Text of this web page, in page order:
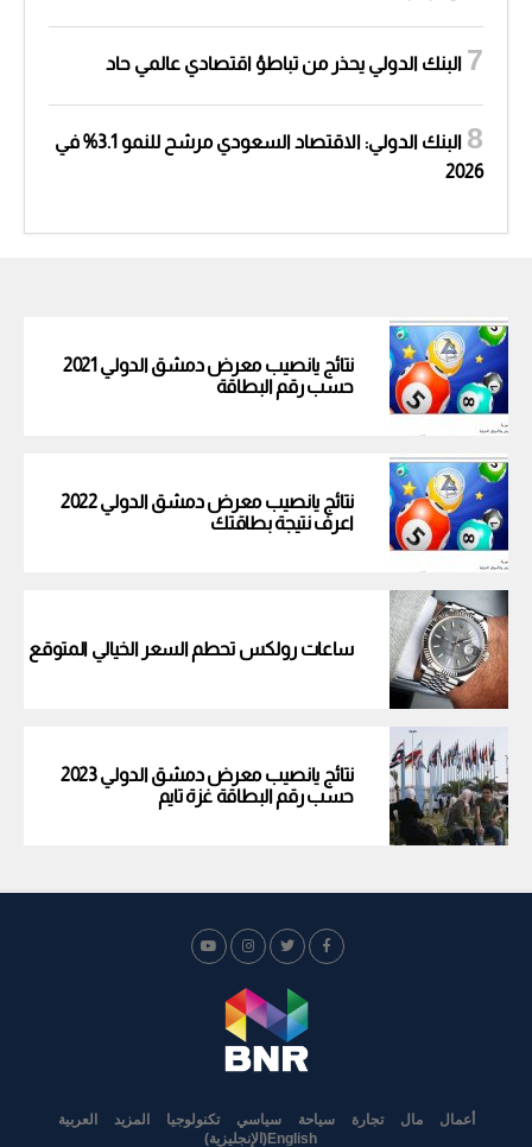
البنك الدولي يحذر من تباطؤ اقتصادي عالمي حاد
البنك الدولي: الاقتصاد السعودي مرشح للنمو 3.1% في
2026
نتائج يانصيب معرض دمشق الدولي 2021
حسب رقم البطاقة
نتائج يانصيب معرض دمشق الدولي 2022
اعرف نتيجة بطاقتك
ساعات رولكس تحطم السعر الخيالي المتوقع
نتائج يانصيب معرض دمشق الدولي 2023
حسب رقم البطاقة غزة تايم
أعمال مال تجارة سياحة سياسي تكنولوجيا المزيد
العربية
English
( الإنجليزية)